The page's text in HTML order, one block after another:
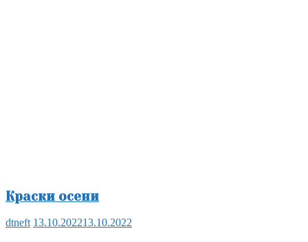
Краски осени
dtneft 13.10.202213.10.2022